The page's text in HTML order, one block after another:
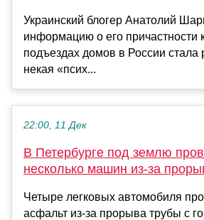
Украинский блогер Анатолий
информацию о его причастности
подъездах домов в России стала
некая «псих...
22:00, 11 Дек
В Петербурге под землю
несколько машин из-за
Четыре легковых автомобиля
асфальт из-за прорыва трубы с